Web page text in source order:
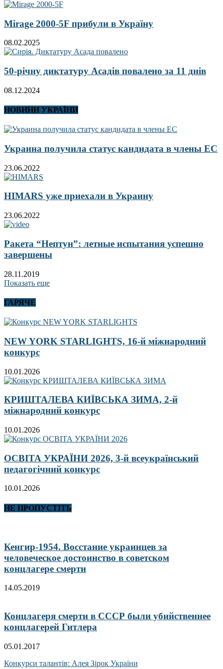
Mirage 2000-5F прибули в Україну
08.02.2025
50-річну диктатуру Асадів повалено за 11 днів
08.12.2024
НОВИНИ УКРАЇНИ
Украина получила статус кандидата в члены ЕС
23.06.2022
HIMARS уже приехали в Украину
23.06.2022
Ракета “Нептун”: летные испытания успешно
завершены
28.11.2019
Показать еще
ГАРЯЧЕ
NEW YORK STARLIGHTS, 16-й міжнародний
конкурс
10.01.2026
КРИШТАЛЕВА КИЇВСЬКА ЗИМА, 2-й
міжнародний конкурс
10.01.2026
ОСВІТА УКРАЇНИ 2026, 3-й всеукраїнський
педагогічний конкурс
10.01.2026
НЕ ПРОПУСТІТЬ
Кенгир-1954. Восстание украинцев за
человеческое достоинство в советском
концлагере смерти
14.05.2019
Концлагеря смерти в СССР были убийственнее
концлагерей Гитлера
05.01.2017
Конкурси талантів: Алея Зірок України